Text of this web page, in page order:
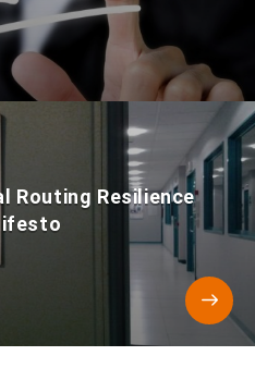
Routing Resilience